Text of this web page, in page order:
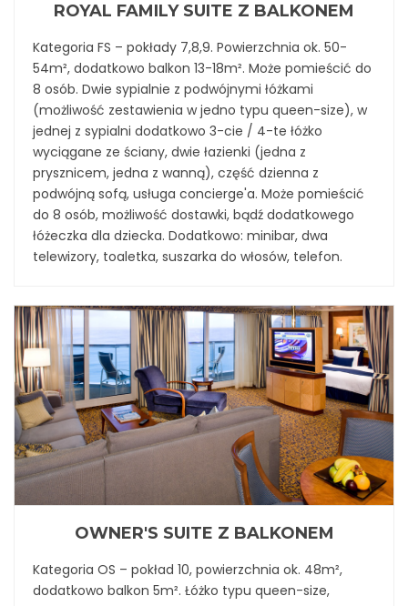
ROYAL FAMILY SUITE Z BALKONEM
Kategoria FS – pokłady 7,8,9. Powierzchnia ok. 50-
54m², dodatkowo balkon 13-18m². Może pomieścić do
8 osób. Dwie sypialnie z podwójnymi łóżkami
(możliwość zestawienia w jedno typu queen-size), w
jednej z sypialni dodatkowo 3-cie / 4-te łóżko
wyciągane ze ściany, dwie łazienki (jedna z
prysznicem, jedna z wanną), część dzienna z
podwójną sofą, usługa concierge'a. Może pomieścić
do 8 osób, możliwość dostawki, bądź dodatkowego
łóżeczka dla dziecka. Dodatkowo: minibar, dwa
telewizory, toaletka, suszarka do włosów, telefon.
OWNER'S SUITE Z BALKONEM
Kategoria OS – pokład 10, powierzchnia ok. 48m²,
dodatkowo balkon 5m². Łóżko typu queen-size,